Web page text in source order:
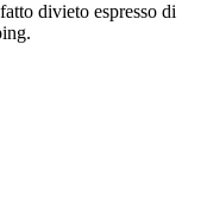
divieto espresso di